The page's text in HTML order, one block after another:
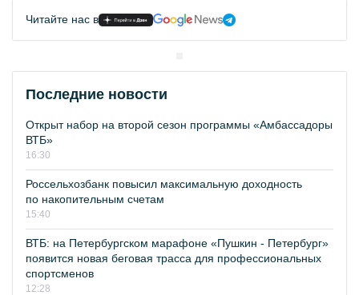
Читайте нас в
Последние новости
Открыт набор на второй сезон программы «Амбассадоры
ВТБ»
16:30
Россельхозбанк повысил максимальную доходность
по накопительным счетам
15:40
ВТБ: на Петербургском марафоне «Пушкин - Петербург»
появится новая беговая трасса для профессиональных
спортсменов
12:28